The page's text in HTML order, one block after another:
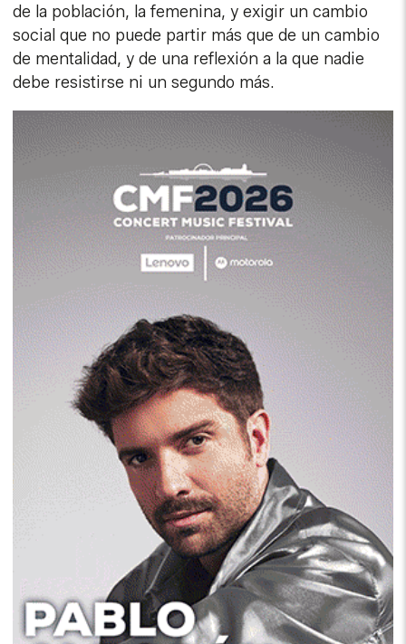
de la población, la femenina, y exigir un cambio
social que no puede partir más que de un cambio
de mentalidad, y de una reflexión a la que nadie
debe resistirse ni un segundo más.